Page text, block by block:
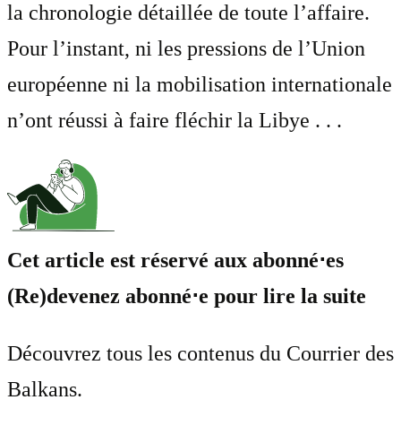
la chronologie détaillée de toute l’affaire.
Pour l’instant, ni les pressions de l’Union
européenne ni la mobilisation internationale
n’ont réussi à faire fléchir la Libye . . .
Cet article est réservé aux abonné⋅es
(Re)devenez abonné⋅e pour lire la suite
Découvrez tous les contenus du Courrier des
Balkans.